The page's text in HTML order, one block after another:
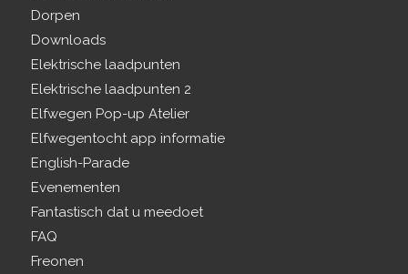
Dorpen
Downloads
Elektrische laadpunten
Elektrische laadpunten 2
Elfwegen Pop-up Atelier
Elfwegentocht app informatie
English-Parade
Evenementen
Fantastisch dat u meedoet
FAQ
Freonen